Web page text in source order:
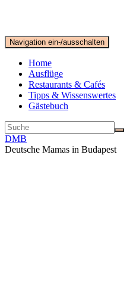
Navigation ein-/ausschalten
Home
Ausflüge
Restaurants & Cafés
Tipps & Wissenswertes
Gästebuch
DMB
Deutsche Mamas in Budapest